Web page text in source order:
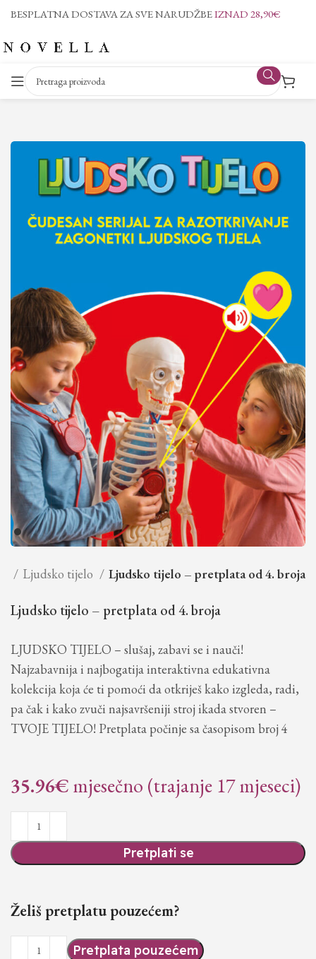
BESPLATNA DOSTAVA ZA SVE NARUDŽBEIZNAD 28,90€
Ljudsko tijelo Ljudsko tijelo – pretplata od 4. broja
Ljudsko tijelo – pretplata od 4. broja
LJUDSKO TIJELO – slušaj, zabavi se i nauči!
Najzabavnija i najbogatija interaktivna edukativna
kolekcija koja će ti pomoći da otkriješ kako izgleda, radi,
pa čak i kako zvuči najsavršeniji stroj ikada stvoren –
TVOJE TIJELO! Pretplata počinje sa časopisom broj 4
35.96€mjesečno (trajanje 17 mjeseci)
Pretplati se
Želiš pretplatu pouzećem?
Pretplata pouzećem